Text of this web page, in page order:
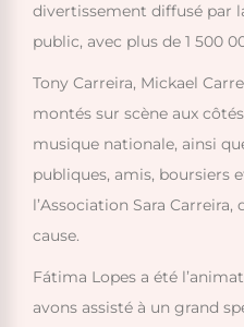
divertissement diffusé par
public, avec plus de 1 500
Tony Carreira, Mickael
montés sur scène aux
musique nationale, ainsi
publiques, amis, boursiers
l’Association Sara
cause.
Fátima Lopes a été
avons assisté à un grand